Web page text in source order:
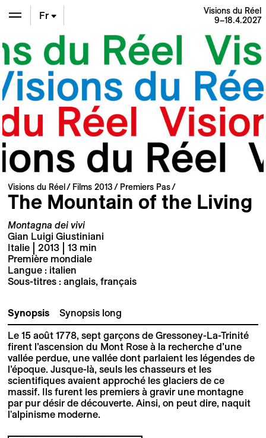
En
De
Fr
Visions du Réel
9–18.4.2027
Visions du Réel Films 2013 Premiers Pas
The Mountain of the Living
Montagna dei vivi
Gian Luigi Giustiniani
Italie | 2013 | 13 min
Première mondiale
Langue : italien
Sous-titres : anglais, français
Synopsis Synopsis long
Le 15 août 1778, sept garçons de Gressoney-La-Trinité
firent l’ascension du Mont Rose à la recherche d’une
vallée perdue, une vallée dont parlaient les légendes de
l’époque. Jusque-là, seuls les chasseurs et les
scientifiques avaient approché les glaciers de ce
massif. Ils furent les premiers à gravir une montagne
par pur désir de découverte. Ainsi, on peut dire, naquit
l'alpinisme moderne.